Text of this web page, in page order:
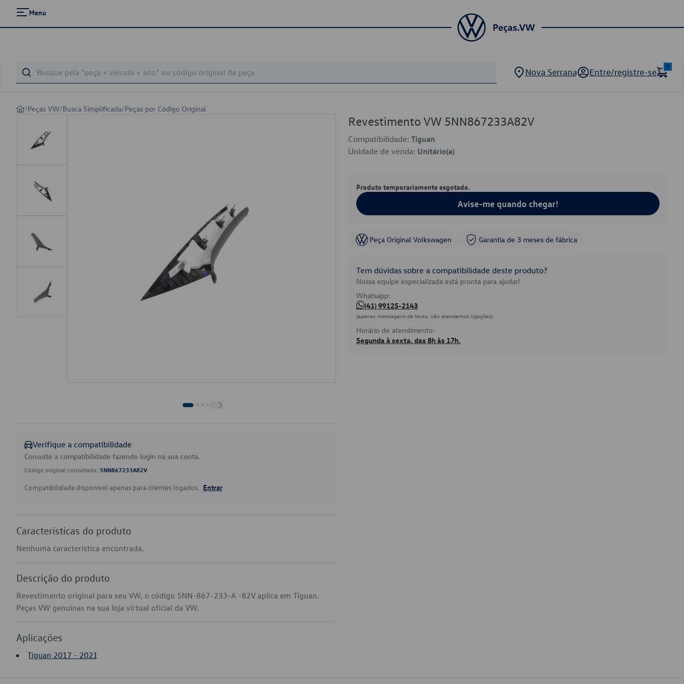
Menu
Nova Serrana Entre/registre-se
0
/Peças VW/Busca Simplificada/Peças por Código Original
Verifique a compatibilidade
Consulte a compatibilidade fazendo login na sua conta.
Código original consultado: 5NN867233A82V
Compatibilidade disponível apenas para clientes logados. Entrar
Características do produto
Nenhuma característica encontrada.
Descrição do produto
Revestimento original para seu VW, o código 5NN-867-233-A -82V aplica em Tiguan.
Peças VW genuínas na sua loja virtual oficial da VW.
Aplicações
Tiguan 2017 - 2021
Revestimento VW 5NN867233A82V
Compatibilidade: Tiguan
Unidade de venda: Unitário(a)
Produto temporariamente esgotado.
Avise-me quando chegar!
Peça Original Volkswagen Garantia de 3 meses de fábrica
Tem dúvidas sobre a compatibilidade deste produto?
Nossa equipe especializada está pronta para ajudar!
Whatsapp:
(41) 99125-2143
(apenas mensagens de texto, não atendemos ligações)
Horário de atendimento:
Segunda à sexta, das 8h às 17h.